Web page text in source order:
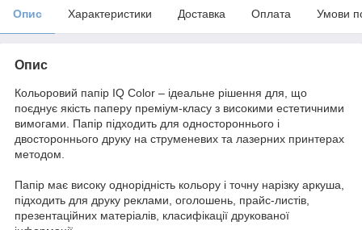
Опис Характеристики Доставка Оплата Умови
Опис
Кольоровий папір IQ Color – ідеальне рішення для, що
поєднує якість паперу преміум-класу з високими естетичними
вимогами. Папір підходить для одностороннього і
двостороннього друку на струменевих та лазерних принтерах
методом.
Папір має високу однорідність кольору і точну нарізку аркуша,
підходить для друку реклами, оголошень, прайс-листів,
презентаційних матеріалів, класифікації друкованої